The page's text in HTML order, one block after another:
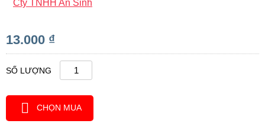
Cty TNHH An Sinh
13.000 ₫
SỐ LƯỢNG
CHỌN MUA